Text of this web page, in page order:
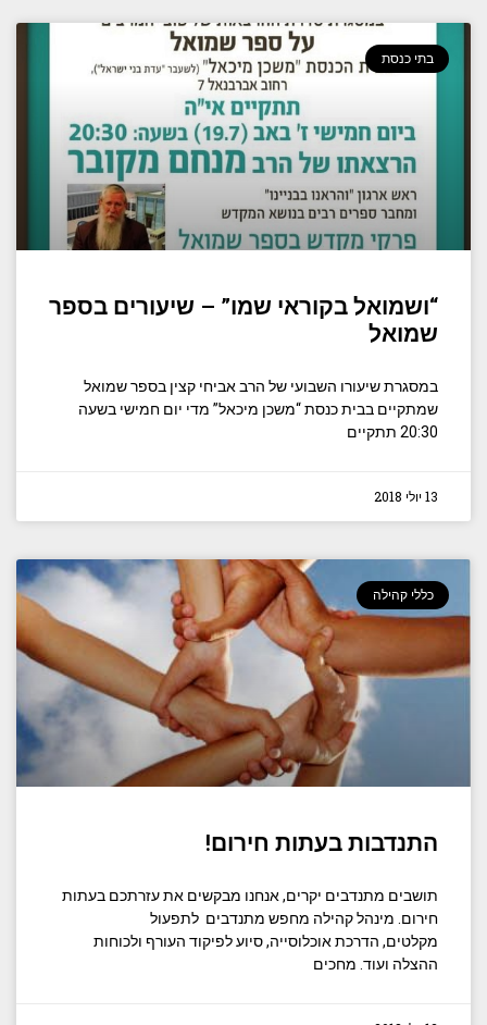
בתי כנסת
“ושמואל בקוראי שמו” – שיעורים בספר
שמואל
במסגרת שיעורו השבועי של הרב אביחי קצין בספר שמואל
שמתקיים בבית כנסת “משכן מיכאל” מדי יום חמישי בשעה
20:30 תתקיים
13 יולי 2018
כללי קהילה
התנדבות בעתות חירום!
תושבים מתנדבים יקרים, אנחנו מבקשים את עזרתכם בעתות
חירום. מינהל קהילה מחפש מתנדבים לתפעול
מקלטים, הדרכת אוכלוסייה, סיוע לפיקוד העורף ולכוחות
ההצלה ועוד. מחכים